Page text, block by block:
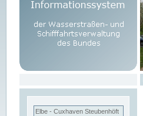
Elbe - Cuxhaven Steubenhöft